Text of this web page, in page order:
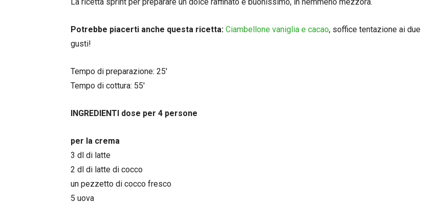
Potrebbe piacerti anche questa ricetta: Ciambellone vaniglia e cacao, soffice tentazione ai due
gusti!
Tempo di preparazione: 25′
Tempo di cottura: 55′
INGREDIENTI dose per 4 persone
per la crema
3 dl di latte
2 dl di latte di cocco
un pezzetto di cocco fresco
5 uova